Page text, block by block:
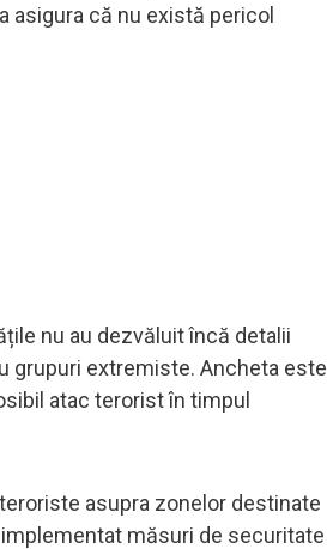
asigura că nu există pericol
nu au dezvăluit încă detalii
grupuri extremiste. Ancheta este
atac terorist în timpul
asupra zonelor destinate
măsuri de securitate